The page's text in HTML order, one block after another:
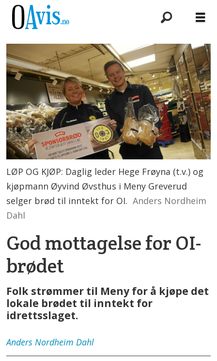
LØP OG KJØP: Daglig leder Hege Frøyna (t.v.) og
kjøpmann Øyvind Øvsthus i Meny Greverud
selger brød til inntekt for OI. Anders Nordheim
Dahl
God mottagelse for OI-
brødet
Folk strømmer til Meny for å kjøpe det
lokale brødet til inntekt for
idrettsslaget.
Anders Nordheim Dahl